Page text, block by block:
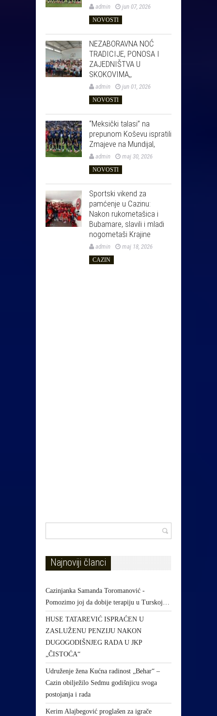
admin jun 07, 2026
NOVOSTI
NEZABORAVNA NOĆ
TRADICIJE, PONOSA I
ZAJEDNIŠTVA U
SKOKOVIMA,,
admin jun 01, 2026
NOVOSTI
“Meksički talasi” na
prepunom Koševu ispratili
Zmajeve na Mundijal,
admin maj 30, 2026
NOVOSTI
Sportski vikend za
pamćenje u Cazinu:
Nakon rukometašica i
Bubamare, slavili i mladi
nogometaši Krajine
admin maj 18, 2026
CAZIN
Najnoviji članci
Cazinjanka Samanda Toromanović -
Pomozimo joj da dobije terapiju u Turskoj…
HUSE TATAREVIĆ ISPRAĆEN U
ZASLUŽENU PENZIJU NAKON
DUGOGODIŠNJEG RADA U JKP
„ČISTOĆA“
Udruženje žena Kućna radinost „Behar“ –
Cazin obilježilo Sedmu godišnjicu svoga
postojanja i rada
Kerim Alajbegović proglašen za igrače